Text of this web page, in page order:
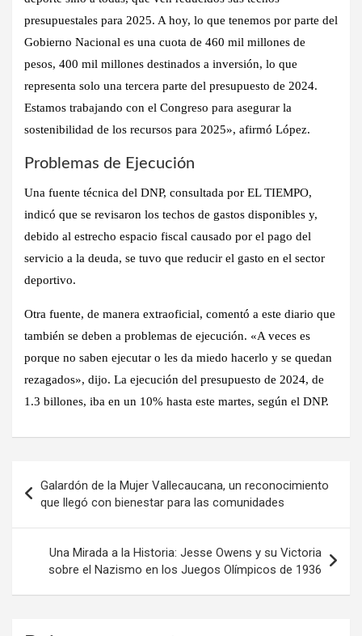
presupuestales para 2025. A hoy, lo que tenemos por parte del
Gobierno Nacional es una cuota de 460 mil millones de
pesos, 400 mil millones destinados a inversión, lo que
representa solo una tercera parte del presupuesto de 2024.
Estamos trabajando con el Congreso para asegurar la
sostenibilidad de los recursos para 2025», afirmó López.
Problemas de Ejecución
Una fuente técnica del DNP, consultada por EL TIEMPO,
indicó que se revisaron los techos de gastos disponibles y,
debido al estrecho espacio fiscal causado por el pago del
servicio a la deuda, se tuvo que reducir el gasto en el sector
deportivo.
Otra fuente, de manera extraoficial, comentó a este diario que
también se deben a problemas de ejecución. «A veces es
porque no saben ejecutar o les da miedo hacerlo y se quedan
rezagados», dijo. La ejecución del presupuesto de 2024, de
1.3 billones, iba en un 10% hasta este martes, según el DNP.
de
entradas
Galardón de la Mujer Vallecaucana, un reconocimiento
que llegó con bienestar para las comunidades
Una Mirada a la Historia: Jesse Owens y su Victoria
sobre el Nazismo en los Juegos Olímpicos de 1936